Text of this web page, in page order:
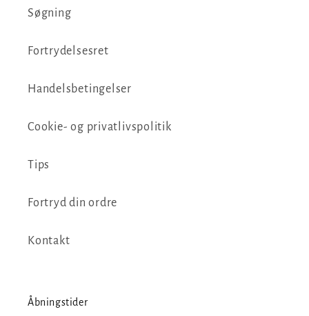
Søgning
Fortrydelsesret
Handelsbetingelser
Cookie- og privatlivspolitik
Tips
Fortryd din ordre
Kontakt
Åbningstider